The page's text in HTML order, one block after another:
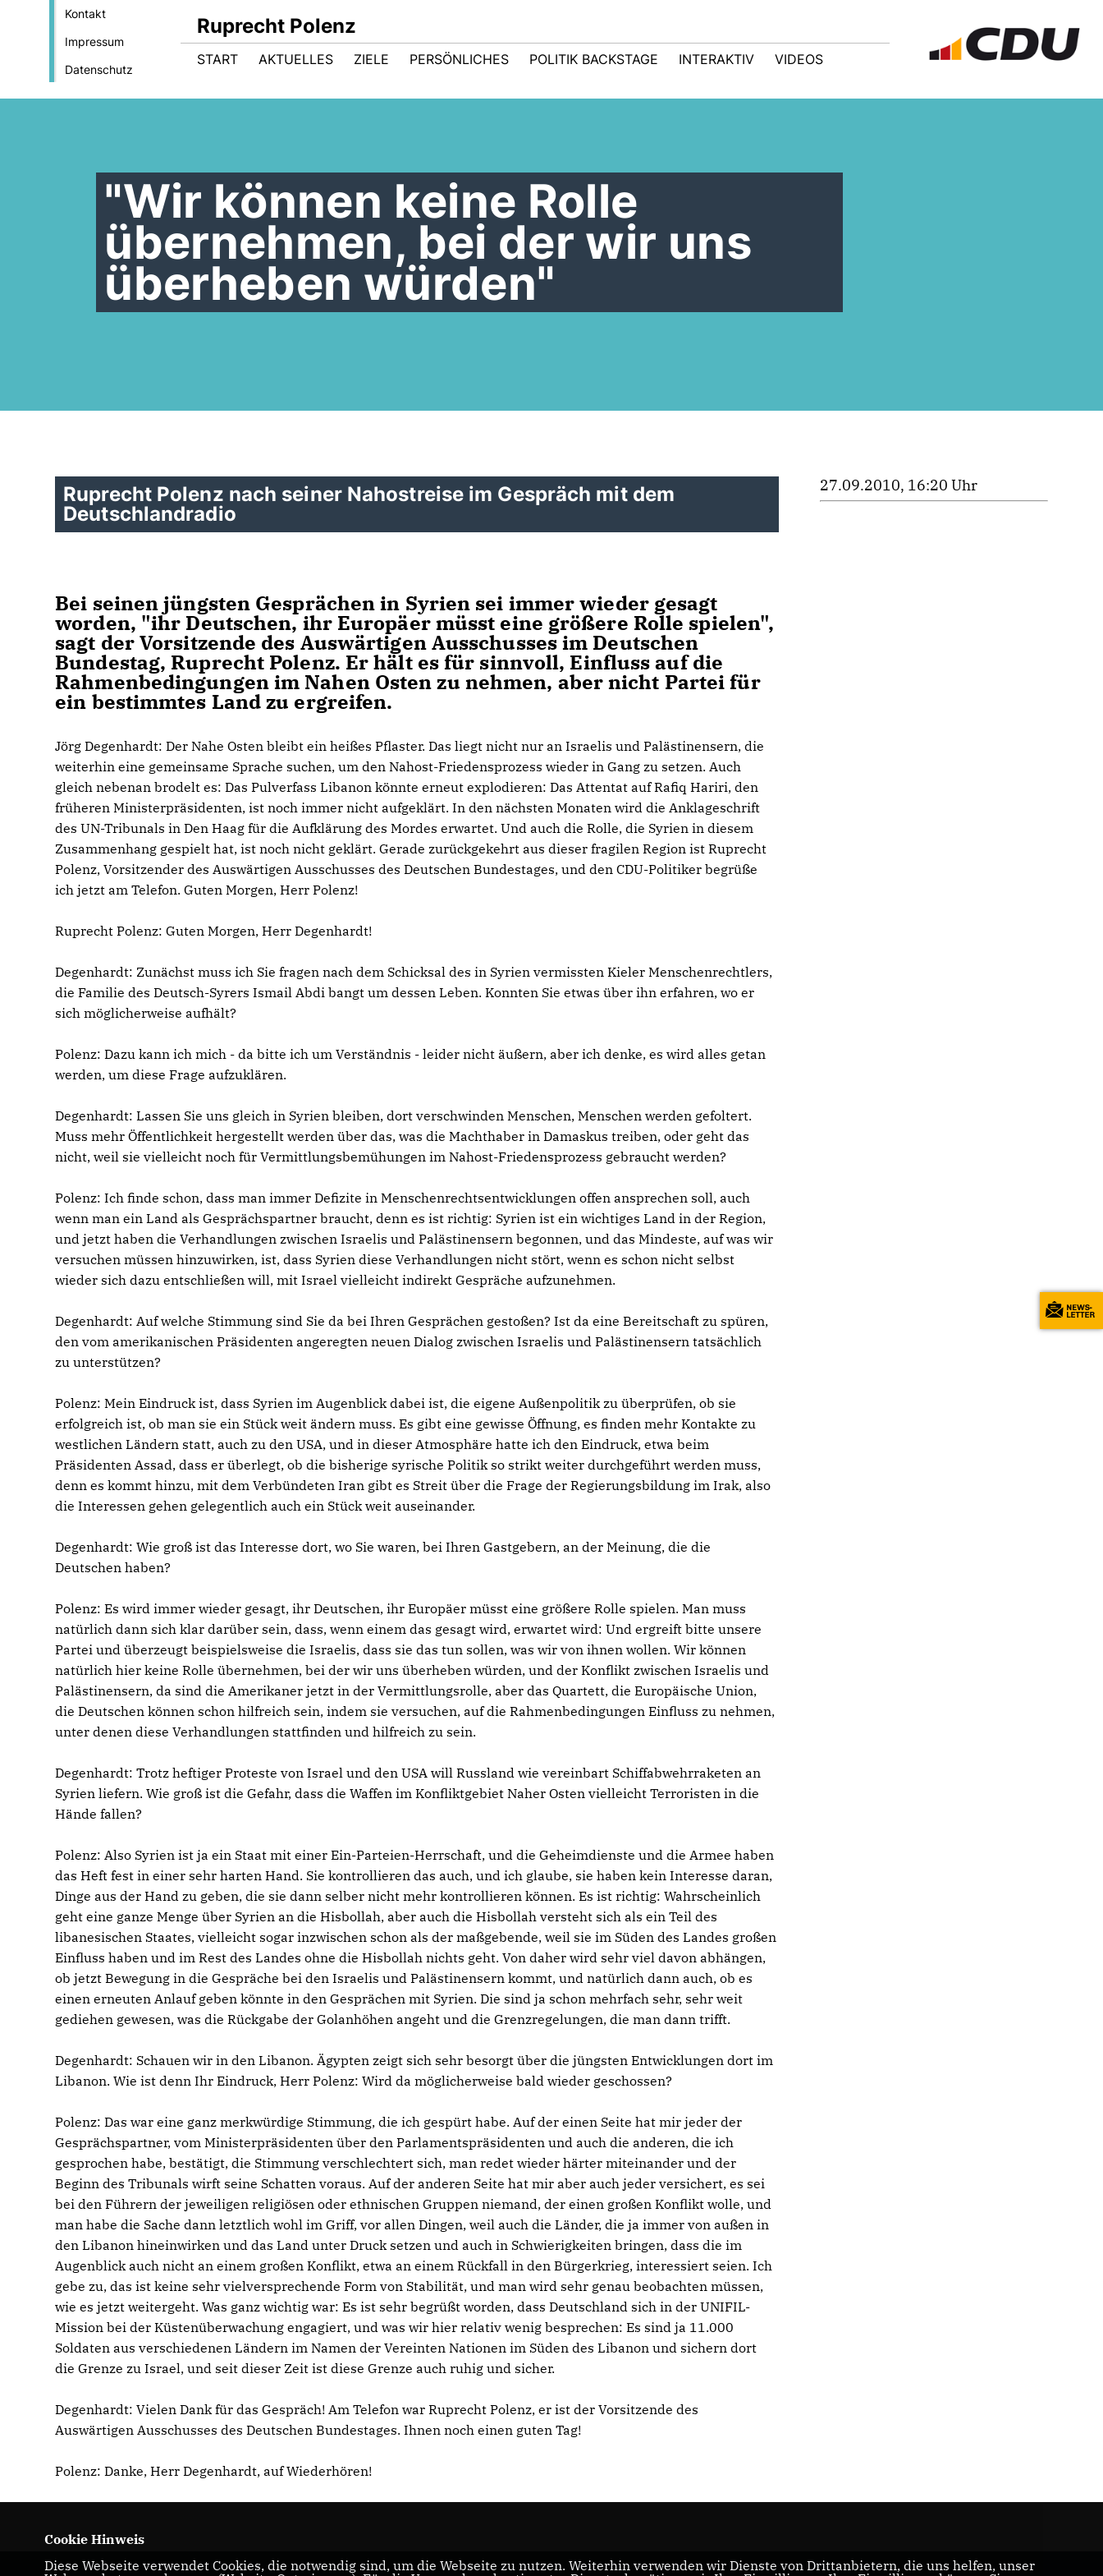
Kontakt
Impressum
Datenschutz
Ruprecht Polenz
START AKTUELLES ZIELE PERSÖNLICHES POLITIK BACKSTAGE INTERAKTIV VIDEOS
"Wir können keine Rolle
übernehmen, bei der wir uns
überheben würden"
Ruprecht Polenz nach seiner Nahostreise im Gespräch mit dem
Deutschlandradio
Bei seinen jüngsten Gesprächen in Syrien sei immer wieder gesagt
worden, "ihr Deutschen, ihr Europäer müsst eine größere Rolle spielen",
sagt der Vorsitzende des Auswärtigen Ausschusses im Deutschen
Bundestag, Ruprecht Polenz. Er hält es für sinnvoll, Einfluss auf die
Rahmenbedingungen im Nahen Osten zu nehmen, aber nicht Partei für
ein bestimmtes Land zu ergreifen.
Jörg Degenhardt: Der Nahe Osten bleibt ein heißes Pflaster. Das liegt nicht nur an Israelis und Palästinensern, die
weiterhin eine gemeinsame Sprache suchen, um den Nahost-Friedensprozess wieder in Gang zu setzen. Auch
gleich nebenan brodelt es: Das Pulverfass Libanon könnte erneut explodieren: Das Attentat auf Rafiq Hariri, den
früheren Ministerpräsidenten, ist noch immer nicht aufgeklärt. In den nächsten Monaten wird die Anklageschrift
des UN-Tribunals in Den Haag für die Aufklärung des Mordes erwartet. Und auch die Rolle, die Syrien in diesem
Zusammenhang gespielt hat, ist noch nicht geklärt. Gerade zurückgekehrt aus dieser fragilen Region ist Ruprecht
Polenz, Vorsitzender des Auswärtigen Ausschusses des Deutschen Bundestages, und den CDU-Politiker begrüße
ich jetzt am Telefon. Guten Morgen, Herr Polenz!
Ruprecht Polenz: Guten Morgen, Herr Degenhardt!
Degenhardt: Zunächst muss ich Sie fragen nach dem Schicksal des in Syrien vermissten Kieler Menschenrechtlers,
die Familie des Deutsch-Syrers Ismail Abdi bangt um dessen Leben. Konnten Sie etwas über ihn erfahren, wo er
sich möglicherweise aufhält?
Polenz: Dazu kann ich mich - da bitte ich um Verständnis - leider nicht äußern, aber ich denke, es wird alles getan
werden, um diese Frage aufzuklären.
Degenhardt: Lassen Sie uns gleich in Syrien bleiben, dort verschwinden Menschen, Menschen werden gefoltert.
Muss mehr Öffentlichkeit hergestellt werden über das, was die Machthaber in Damaskus treiben, oder geht das
nicht, weil sie vielleicht noch für Vermittlungsbemühungen im Nahost-Friedensprozess gebraucht werden?
Polenz: Ich finde schon, dass man immer Defizite in Menschenrechtsentwicklungen offen ansprechen soll, auch
wenn man ein Land als Gesprächspartner braucht, denn es ist richtig: Syrien ist ein wichtiges Land in der Region,
und jetzt haben die Verhandlungen zwischen Israelis und Palästinensern begonnen, und das Mindeste, auf was wir
versuchen müssen hinzuwirken, ist, dass Syrien diese Verhandlungen nicht stört, wenn es schon nicht selbst
wieder sich dazu entschließen will, mit Israel vielleicht indirekt Gespräche aufzunehmen.
Degenhardt: Auf welche Stimmung sind Sie da bei Ihren Gesprächen gestoßen? Ist da eine Bereitschaft zu spüren,
den vom amerikanischen Präsidenten angeregten neuen Dialog zwischen Israelis und Palästinensern tatsächlich
zu unterstützen?
Polenz: Mein Eindruck ist, dass Syrien im Augenblick dabei ist, die eigene Außenpolitik zu überprüfen, ob sie
erfolgreich ist, ob man sie ein Stück weit ändern muss. Es gibt eine gewisse Öffnung, es finden mehr Kontakte zu
westlichen Ländern statt, auch zu den USA, und in dieser Atmosphäre hatte ich den Eindruck, etwa beim
Präsidenten Assad, dass er überlegt, ob die bisherige syrische Politik so strikt weiter durchgeführt werden muss,
denn es kommt hinzu, mit dem Verbündeten Iran gibt es Streit über die Frage der Regierungsbildung im Irak, also
die Interessen gehen gelegentlich auch ein Stück weit auseinander.
Degenhardt: Wie groß ist das Interesse dort, wo Sie waren, bei Ihren Gastgebern, an der Meinung, die die
Deutschen haben?
Polenz: Es wird immer wieder gesagt, ihr Deutschen, ihr Europäer müsst eine größere Rolle spielen. Man muss
natürlich dann sich klar darüber sein, dass, wenn einem das gesagt wird, erwartet wird: Und ergreift bitte unsere
Partei und überzeugt beispielsweise die Israelis, dass sie das tun sollen, was wir von ihnen wollen. Wir können
natürlich hier keine Rolle übernehmen, bei der wir uns überheben würden, und der Konflikt zwischen Israelis und
Palästinensern, da sind die Amerikaner jetzt in der Vermittlungsrolle, aber das Quartett, die Europäische Union,
die Deutschen können schon hilfreich sein, indem sie versuchen, auf die Rahmenbedingungen Einfluss zu nehmen,
unter denen diese Verhandlungen stattfinden und hilfreich zu sein.
Degenhardt: Trotz heftiger Proteste von Israel und den USA will Russland wie vereinbart Schiffabwehrraketen an
Syrien liefern. Wie groß ist die Gefahr, dass die Waffen im Konfliktgebiet Naher Osten vielleicht Terroristen in die
Hände fallen?
Polenz: Also Syrien ist ja ein Staat mit einer Ein-Parteien-Herrschaft, und die Geheimdienste und die Armee haben
das Heft fest in einer sehr harten Hand. Sie kontrollieren das auch, und ich glaube, sie haben kein Interesse daran,
Dinge aus der Hand zu geben, die sie dann selber nicht mehr kontrollieren können. Es ist richtig: Wahrscheinlich
geht eine ganze Menge über Syrien an die Hisbollah, aber auch die Hisbollah versteht sich als ein Teil des
libanesischen Staates, vielleicht sogar inzwischen schon als der maßgebende, weil sie im Süden des Landes großen
Einfluss haben und im Rest des Landes ohne die Hisbollah nichts geht. Von daher wird sehr viel davon abhängen,
ob jetzt Bewegung in die Gespräche bei den Israelis und Palästinensern kommt, und natürlich dann auch, ob es
einen erneuten Anlauf geben könnte in den Gesprächen mit Syrien. Die sind ja schon mehrfach sehr, sehr weit
gediehen gewesen, was die Rückgabe der Golanhöhen angeht und die Grenzregelungen, die man dann trifft.
Degenhardt: Schauen wir in den Libanon. Ägypten zeigt sich sehr besorgt über die jüngsten Entwicklungen dort im
Libanon. Wie ist denn Ihr Eindruck, Herr Polenz: Wird da möglicherweise bald wieder geschossen?
Polenz: Das war eine ganz merkwürdige Stimmung, die ich gespürt habe. Auf der einen Seite hat mir jeder der
Gesprächspartner, vom Ministerpräsidenten über den Parlamentspräsidenten und auch die anderen, die ich
gesprochen habe, bestätigt, die Stimmung verschlechtert sich, man redet wieder härter miteinander und der
Beginn des Tribunals wirft seine Schatten voraus. Auf der anderen Seite hat mir aber auch jeder versichert, es sei
bei den Führern der jeweiligen religiösen oder ethnischen Gruppen niemand, der einen großen Konflikt wolle, und
man habe die Sache dann letztlich wohl im Griff, vor allen Dingen, weil auch die Länder, die ja immer von außen in
den Libanon hineinwirken und das Land unter Druck setzen und auch in Schwierigkeiten bringen, dass die im
Augenblick auch nicht an einem großen Konflikt, etwa an einem Rückfall in den Bürgerkrieg, interessiert seien. Ich
gebe zu, das ist keine sehr vielversprechende Form von Stabilität, und man wird sehr genau beobachten müssen,
wie es jetzt weitergeht. Was ganz wichtig war: Es ist sehr begrüßt worden, dass Deutschland sich in der UNIFIL-
Mission bei der Küstenüberwachung engagiert, und was wir hier relativ wenig besprechen: Es sind ja 11.000
Soldaten aus verschiedenen Ländern im Namen der Vereinten Nationen im Süden des Libanon und sichern dort
die Grenze zu Israel, und seit dieser Zeit ist diese Grenze auch ruhig und sicher.
Degenhardt: Vielen Dank für das Gespräch! Am Telefon war Ruprecht Polenz, er ist der Vorsitzende des
Auswärtigen Ausschusses des Deutschen Bundestages. Ihnen noch einen guten Tag!
Polenz: Danke, Herr Degenhardt, auf Wiederhören!
27.09.2010, 16:20 Uhr
Cookie Hinweis
Diese Webseite verwendet Cookies, die notwendig sind, um die Webseite zu nutzen. Weiterhin verwenden wir Dienste von Drittanbietern, die uns helfen, unser